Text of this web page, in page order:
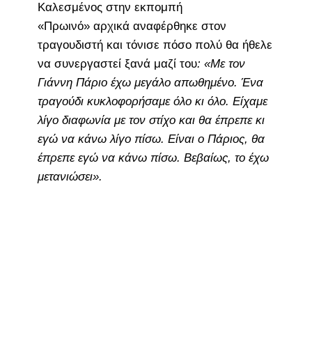
Καλεσμένος στην εκπομπή
«Πρωινό» αρχικά αναφέρθηκε στον
τραγουδιστή και τόνισε πόσο πολύ θα ήθελε
να συνεργαστεί ξανά μαζί του: «Με τον
Γιάννη Πάριο έχω μεγάλο απωθημένο. Ένα
τραγούδι κυκλοφορήσαμε όλο κι όλο. Είχαμε
λίγο διαφωνία με τον στίχο και θα έπρεπε κι
εγώ να κάνω λίγο πίσω. Είναι ο Πάριος, θα
έπρεπε εγώ να κάνω πίσω. Βεβαίως, το έχω
μετανιώσει».